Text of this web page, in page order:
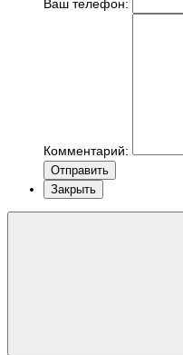
Ваш телефон:
Комментарий:
Отправить
Закрыть